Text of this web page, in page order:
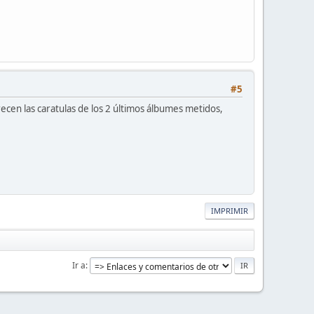
#5
las caratulas de los 2 últimos álbumes metidos,
IMPRIMIR
Ir a